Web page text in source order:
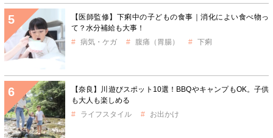
【医師監修】下痢中の子どもの食事｜消化によい食べ物っ
て？水分補給も大事！
病気・ケガ
腹痛（胃腸） 下痢
【奈良】川遊びスポット10選！BBQやキャンプもOK。子供
も大人も楽しめる
ライフスタイル
お出かけ